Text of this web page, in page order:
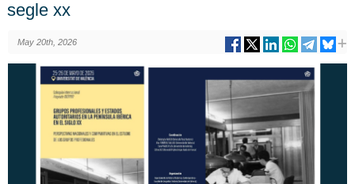
segle xx
May 20th, 2026